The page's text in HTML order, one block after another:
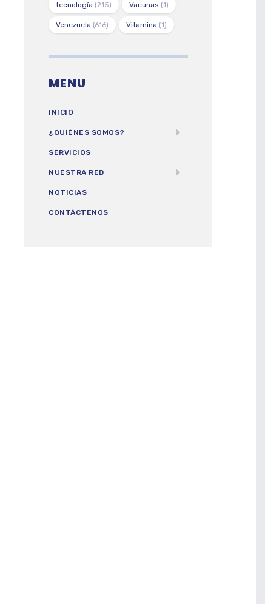
tecnología (215) Vacunas (1)
Venezuela (616) Vitamina (1)
MENU
INICIO
¿QUIÉNES SOMOS?
SERVICIOS
NUESTRA RED
NOTICIAS
CONTÁCTENOS